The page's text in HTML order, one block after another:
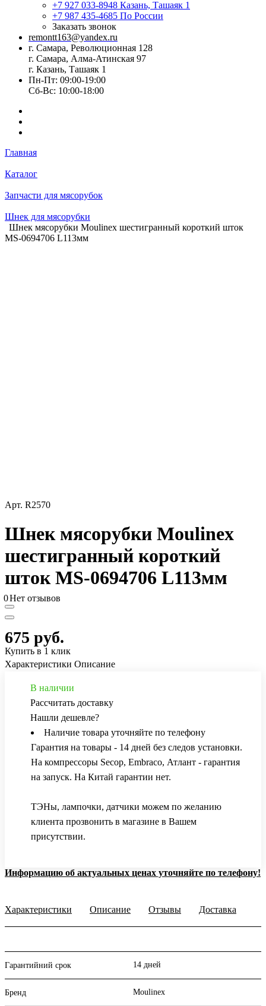
+7 927 033-8948 Казань, Ташаяк 1
+7 987 435-4685 По России
Заказать звонок
remontt163@yandex.ru
г. Самара, Революционная 128
г. Самара, Алма-Атинская 97
г. Казань, Ташаяк 1
Пн-Пт: 09:00-19:00
Сб-Вс: 10:00-18:00
Главная
Каталог
Запчасти для мясорубок
Шнек для мясорубки
Шнек мясорубки Moulinex шестигранный короткий шток
MS-0694706 L113мм
Арт. R2570
Шнек мясорубки Moulinex
шестигранный короткий
шток MS-0694706 L113мм
0Нет отзывов
675 руб.
Купить в 1 клик
Характеристики Описание
В наличии
Рассчитать доставку
Нашли дешевле?
Наличие товара уточняйте по телефону
Гарантия на товары - 14 дней без следов установки.
На компрессоры Secop, Embraco, Атлант - гарантия
на запуск. На Китай гарантии нет.
ТЭНы, лампочки, датчики можем по желанию
клиента прозвонить в магазине в Вашем
присутствии.
Информацию об актуальных ценах уточняйте по телефону!
Характеристики Описание Отзывы Доставка
Гарантийний срок 14 дней
Бренд Moulinex